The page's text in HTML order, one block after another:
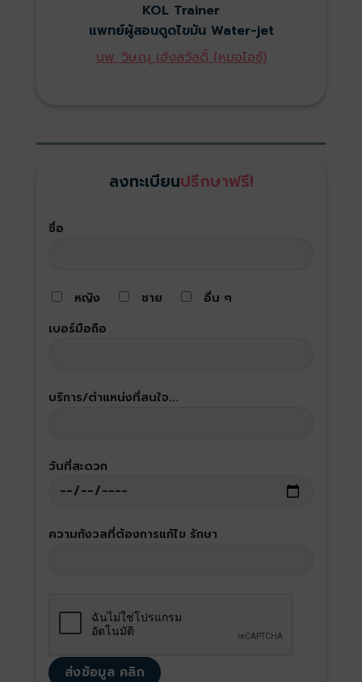
KOL Trainer
แพทย์ผู้สอนดูดไขมัน Water-jet
นพ. วิษณุ เฮ้งสวัสดิ์ (หมอไอซ์)
ลงทะเบียนปรึกษาฟรี!
ชื่อ
หญิง ชาย
อื่น ๆ
เบอร์มือถือ
บริการ/ตำแหน่งที่สนใจ...
วันที่สะดวก
ความกังวลที่ต้องการแก้ไข รักษา